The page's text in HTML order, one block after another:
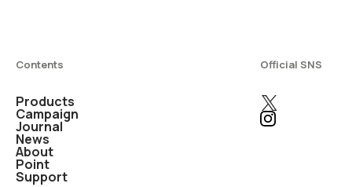
Contents
Products
Campaign
Journal
News
About
Point
Support
Official SNS